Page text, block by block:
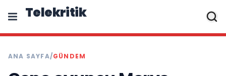
Telekritik
ANA SAYFA/GÜNDEM